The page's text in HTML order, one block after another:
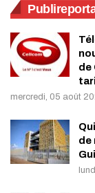
de
mercredi, 05 août
de